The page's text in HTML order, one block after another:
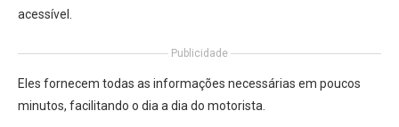
acessível.
Publicidade
Eles fornecem todas as informações necessárias em poucos
minutos, facilitando o dia a dia do motorista.